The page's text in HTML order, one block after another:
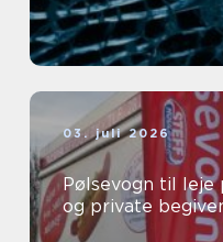
03. juli 2026
Pølsevogn til
og private